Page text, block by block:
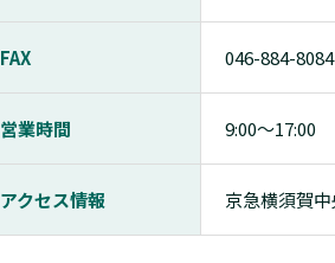
FAX 046-884-8084
営業時間 9:00〜17:00
アクセス情報 京急横須賀